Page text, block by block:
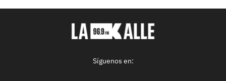
Síguenos en: